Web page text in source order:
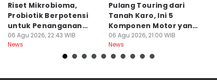
Riset Mikrobioma,
Probiotik Berpotensi
untuk Penanganan
Jerawat
06 Agu 2026, 22:43 WIB
News
Pulang Touring dari
Tanah Karo, Ini 5
Komponen Motor yang
Wajib Dicek
06 Agu 2026, 21:00 WIB
News